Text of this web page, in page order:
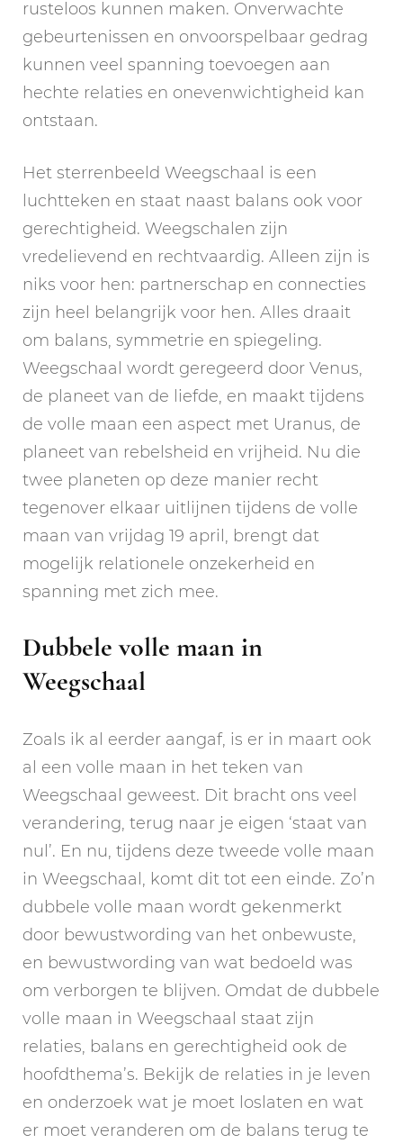
rusteloos kunnen maken. Onverwachte
gebeurtenissen en onvoorspelbaar gedrag
kunnen veel spanning toevoegen aan
hechte relaties en onevenwichtigheid kan
ontstaan.
Het sterrenbeeld Weegschaal is een
luchtteken en staat naast balans ook voor
gerechtigheid. Weegschalen zijn
vredelievend en rechtvaardig. Alleen zijn is
niks voor hen: partnerschap en connecties
zijn heel belangrijk voor hen. Alles draait
om balans, symmetrie en spiegeling.
Weegschaal wordt geregeerd door Venus,
de planeet van de liefde, en maakt tijdens
de volle maan een aspect met Uranus, de
planeet van rebelsheid en vrijheid. Nu die
twee planeten op deze manier recht
tegenover elkaar uitlijnen tijdens de volle
maan van vrijdag 19 april, brengt dat
mogelijk relationele onzekerheid en
spanning met zich mee.
Dubbele volle maan in
Weegschaal
Zoals ik al eerder aangaf, is er in maart ook
al een volle maan in het teken van
Weegschaal geweest. Dit bracht ons veel
verandering, terug naar je eigen ‘staat van
nul’. En nu, tijdens deze tweede volle maan
in Weegschaal, komt dit tot een einde. Zo’n
dubbele volle maan wordt gekenmerkt
door bewustwording van het onbewuste,
en bewustwording van wat bedoeld was
om verborgen te blijven. Omdat de dubbele
volle maan in Weegschaal staat zijn
relaties, balans en gerechtigheid ook de
hoofdthema’s. Bekijk de relaties in je leven
en onderzoek wat je moet loslaten en wat
er moet veranderen om de balans terug te